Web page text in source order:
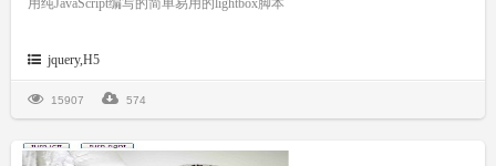
用纯JavaScript编写的简单易用的lightbox脚本
jquery,H5
15907 574